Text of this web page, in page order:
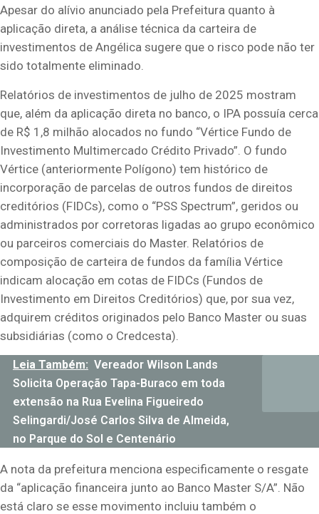
Apesar do alívio anunciado pela Prefeitura quanto à
aplicação direta, a análise técnica da carteira de
investimentos de Angélica sugere que o risco pode não ter
sido totalmente eliminado.
Relatórios de investimentos de julho de 2025 mostram
que, além da aplicação direta no banco, o IPA possuía cerca
de R$ 1,8 milhão alocados no fundo “Vértice Fundo de
Investimento Multimercado Crédito Privado”. O fundo
Vértice (anteriormente Polígono) tem histórico de
incorporação de parcelas de outros fundos de direitos
creditórios (FIDCs), como o “PSS Spectrum”, geridos ou
administrados por corretoras ligadas ao grupo econômico
ou parceiros comerciais do Master. Relatórios de
composição de carteira de fundos da família Vértice
indicam alocação em cotas de FIDCs (Fundos de
Investimento em Direitos Creditórios) que, por sua vez,
adquirem créditos originados pelo Banco Master ou suas
subsidiárias (como o Credcesta).
Leia Também: Vereador Wilson Lands
Solicita Operação Tapa-Buraco em toda
extensão na Rua Evelina Figueiredo
Selingardi/José Carlos Silva de Almeida,
no Parque do Sol e Centenário
A nota da prefeitura menciona especificamente o resgate
da “aplicação financeira junto ao Banco Master S/A”. Não
está claro se esse movimento incluiu também o